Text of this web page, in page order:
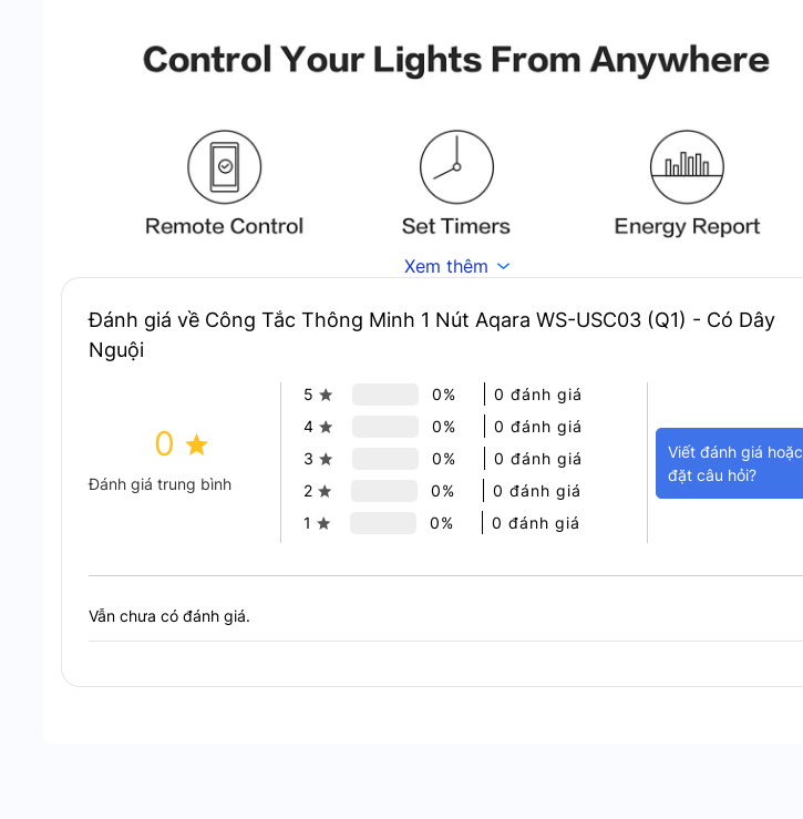
Xem thêm
Đánh giá về Công Tắc Thông Minh 1 Nút Aqara WS-USC03 (Q1) - Có Dây
Nguội
0
Đánh giá trung bình
5 0%
0 đánh giá
4
0%
0 đánh giá
3
0%
0 đánh giá
2
0%
0 đánh giá
1
0% 0 đánh giá
Viết đánh giá hoặc
đặt câu hỏi?
Vẫn chưa có đánh giá.